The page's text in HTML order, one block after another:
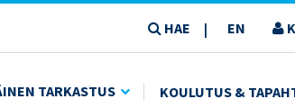
HAE | EN
TARKASTUS KOULUTUS &